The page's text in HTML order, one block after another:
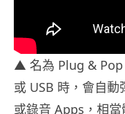
▲ 名為 Plug & Pop
或 USB 時，會自
或錄音 Apps，相當